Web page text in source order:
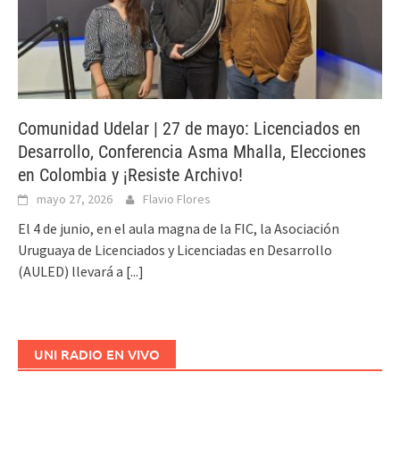
Comunidad Udelar | 27 de mayo: Licenciados en
Desarrollo, Conferencia Asma Mhalla, Elecciones
en Colombia y ¡Resiste Archivo!
mayo 27, 2026 Flavio Flores
El 4 de junio, en el aula magna de la FIC, la Asociación
Uruguaya de Licenciados y Licenciadas en Desarrollo
(AULED) llevará a [...]
UNI RADIO EN VIVO